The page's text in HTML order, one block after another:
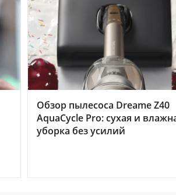
Обзор пылесоса Dreame Z40
AquaCycle Pro: сухая и
уборка без усилий